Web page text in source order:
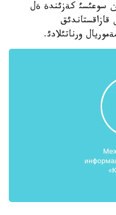
سوعئسئ كةزئندة ةل
قازاقستاندئق
ورناتئلادئ.